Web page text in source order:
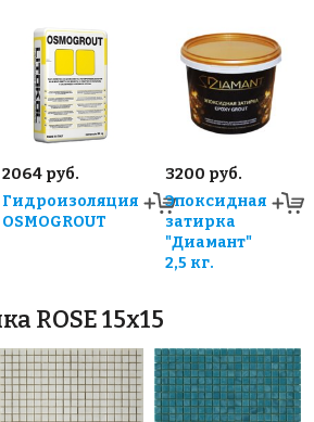
2064 руб.
Гидроизоляция
OSMOGROUT
3200 руб.
Эпоксидная
затирка
"Диамант"
2,5 кг.
ROSE 15x15